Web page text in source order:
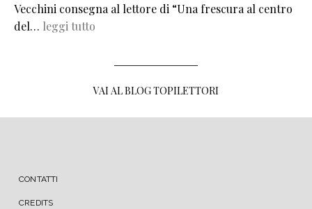
Vecchini consegna al lettore di “Una frescura al centro
del… leggi tutto
VAI AL BLOG TOPILETTORI
MENU FOOTER
CONTATTI
CREDITS